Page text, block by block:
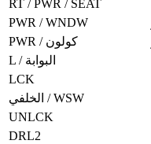
RT / PWR / SEAT
PWR / WNDW
PWR / كولون
L / البوابة
LCK
الخلفي / WSW
UNLCK
DRL2